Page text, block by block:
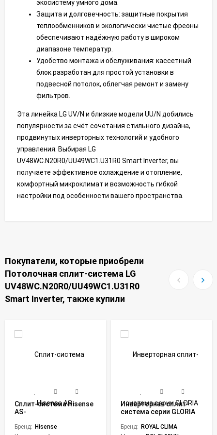
экосистему умного дома.
Защита и долговечность: защитные покрытия
теплообменников и экологически чистые фреоны
обеспечивают надёжную работу в широком
диапазоне температур.
Удобство монтажа и обслуживания: кассетный
блок разработан для простой установки в
подвесной потолок, облегчая ремонт и замену
фильтров.
Эта линейка LG UV/N и близкие модели UU/N добились
популярности за счёт сочетания стильного дизайна,
продвинутых инверторных технологий и удобного
управления. Выбирая LG
UV48WC.N20R0/UU49WC1.U31R0 Smart Inverter, вы
получаете эффективное охлаждение и отопление,
комфортный микроклимат и возможность гибкой
настройки под особенности вашего пространства.
Покупатели, которые приобрели
Потолочная сплит-система LG
UV48WC.N20R0/UU49WC1.U31R0
Smart Inverter, также купили
Сплит-система Hisense
AS-
07HW4SYDTG035W Neo
Бренд: Hisense
Инверторная сплит-
система серии GLORIA
GL55HN (комплект)
Бренд: ROYAL CLIMA